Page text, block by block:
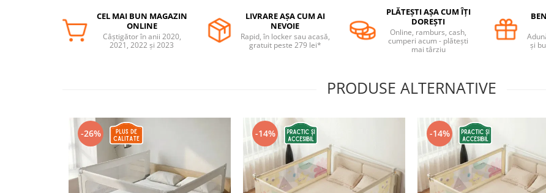
Palarii protectie UV
Tarcuri copii / bebelusi
Ingrijire bebe si mama
Igiena si ingrijire bebelusi
CEL MAI BUN MAGAZIN
ONLINE
Câștigător în anii 2020,
2021, 2022 și 2023
LIVRARE AȘA CUM AI
NEVOIE
Rapid, în locker sau acasă,
gratuit peste 279 lei*
PLĂTEȘTI AȘA CUM ÎȚI
DOREȘTI
Online, ramburs, cash,
cumperi acum - plătești
mai târziu
și
PRODUSE ALTERNATIVE
-26% -14% -14%